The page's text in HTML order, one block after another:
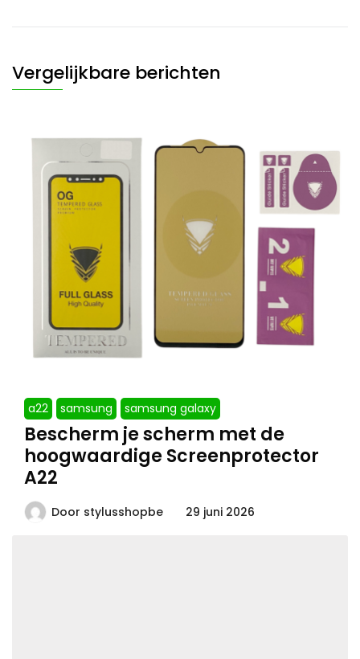
Vergelijkbare berichten
a22 samsung samsung galaxy
Bescherm je scherm met de
hoogwaardige Screenprotector
A22
Door stylusshopbe 29 juni 2026